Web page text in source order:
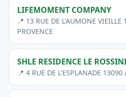
LIFEMOMENT COMPANY
📍 13 RUE DE L'AUMONE VIEILLE
PROVENCE
SHLE RESIDENCE LE
📍 4 RUE DE L'ESPLANADE 13090